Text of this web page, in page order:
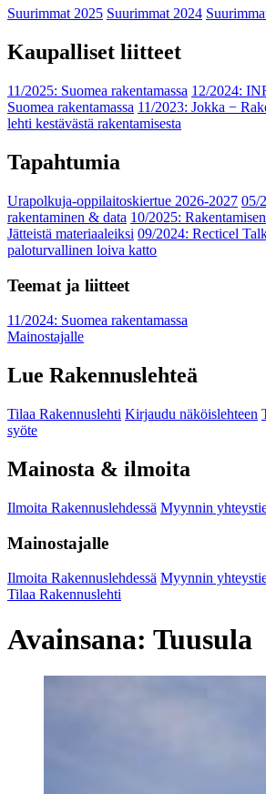
Suurimmat 2025 Suurimmat 2024
Kaupalliset liitteet
11/2025: Suomea rakentamassa 12/2024:
Suomea rakentamassa 11/2023: Jokka −
lehti kestävästä rakentamisesta
Tapahtumia
Urapolkuja-oppilaitoskiertue 2026-2027 05/
rakentaminen & data 10/2025:
Jätteistä materiaaleiksi 09/2024: Recticel
paloturvallinen loiva katto
Teemat ja liitteet
11/2024: Suomea rakentamassa
Mainostajalle
Lue Rakennuslehteä
Tilaa Rakennuslehti Kirjaudu näköislehteen
syöte
Mainosta & ilmoita
Ilmoita Rakennuslehdessä Myynnin
Mainostajalle
Ilmoita Rakennuslehdessä Myynnin
Tilaa Rakennuslehti
Avainsana: Tuusula